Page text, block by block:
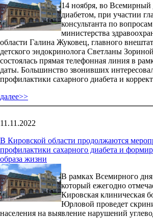
14 ноября, во Всемирный
диабетом, при участии
консультанта по
министерства
области Галина Жуковец, главного
детского эндокринолога Светланы
состоялась прямая телефонная линия в
даты. Большинство звонивших
профилактики сахарного диабета и
далее>>
11.11.2022
В Кировской области продолжаются
профилактики сахарного диабета и
образа жизни
В рамках Всемирного
который ежегодно
Кировская клиническая
Юрловой проведет
населения на выявление нарушений